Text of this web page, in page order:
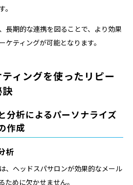
。
長期的な連携を図ることで、より効果
ケティングが可能となります。
ィングを使ったリピー
訣
分析によるパーソナライズ
作成
析
、ヘッドスパサロンが効果的なメール
ために欠かせません。